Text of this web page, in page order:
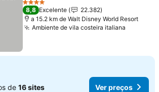
4 Estrelas
8,8 Excelente
22.382
a 15.2 km de Walt Disney World Resort
Ambiente de vila costeira italiana
de 16 sites Ver preços